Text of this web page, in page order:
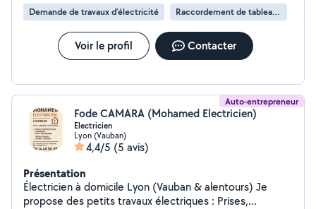
Demande de travaux d’électricité Raccordement de tableau électrique
Voir le profil Contacter
Auto-entrepreneur
Fode CAMARA (Mohamed Electricien)
Electricien
Lyon (Vauban)
4,4/5 (5 avis)
Présentation
Électricien à domicile Lyon (Vauban & alentours) Je
propose des petits travaux électriques : Prises,